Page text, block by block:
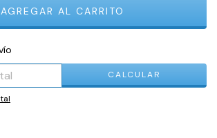
CALCULAR